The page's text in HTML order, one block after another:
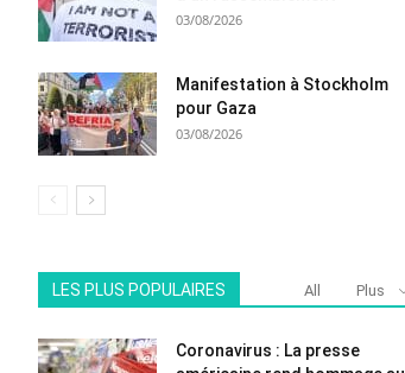
03/08/2026
Manifestation à Stockholm
pour Gaza
03/08/2026
LES PLUS POPULAIRES All Plus
Coronavirus : La presse